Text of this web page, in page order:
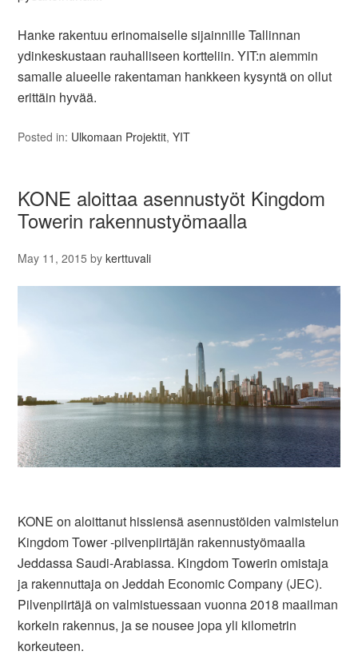
Hanke rakentuu erinomaiselle sijainnille Tallinnan
ydinkeskustaan rauhalliseen kortteliin. YIT:n aiemmin
samalle alueelle rakentaman hankkeen kysyntä on ollut
erittäin hyvää.
Posted in: Ulkomaan Projektit,YIT
KONE aloittaa asennustyöt Kingdom
Towerin rakennustyömaalla
May 11, 2015 bykerttuvali
KONE on aloittanut hissiensä asennustöiden valmistelun
Kingdom Tower -pilvenpiirtäjän rakennustyömaalla
Jeddassa Saudi-Arabiassa. Kingdom Towerin omistaja
ja rakennuttaja on Jeddah Economic Company (JEC).
Pilvenpiirtäjä on valmistuessaan vuonna 2018 maailman
korkein rakennus, ja se nousee jopa yli kilometrin
korkeuteen.